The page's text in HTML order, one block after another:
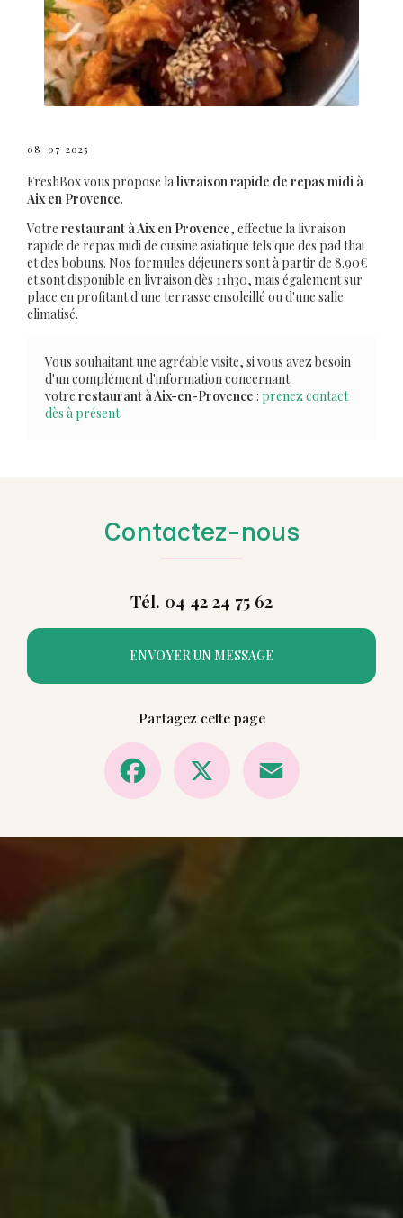
08-07-2025
FreshBox vous propose lalivraison rapide de repas midi à
Aix en Provence.
Votre restaurant à Aix en Provence, effectue la livraison
rapide de repas midi de cuisine asiatique tels que des pad thai
et des bobuns. Nos formules déjeuners sont à partir de 8.90€
et sont disponible en livraison dès 11h30, mais également sur
place en profitant d'une terrasse ensoleillé ou d'une salle
climatisé.
Vous souhaitant une agréable visite, si vous avez besoin
d'un complément d'information concernant
votre restaurant à Aix-en-Provence : prenez contact
dès à présent.
Contactez-nous
Tél. 04 42 24 75 62
ENVOYER UN MESSAGE
Partagez cette page
Facebook